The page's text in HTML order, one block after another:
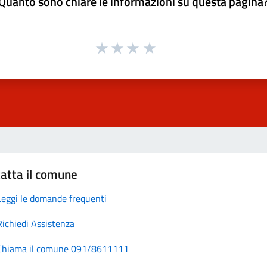
il comune
le domande frequenti
Assistenza
il comune 091/8611111